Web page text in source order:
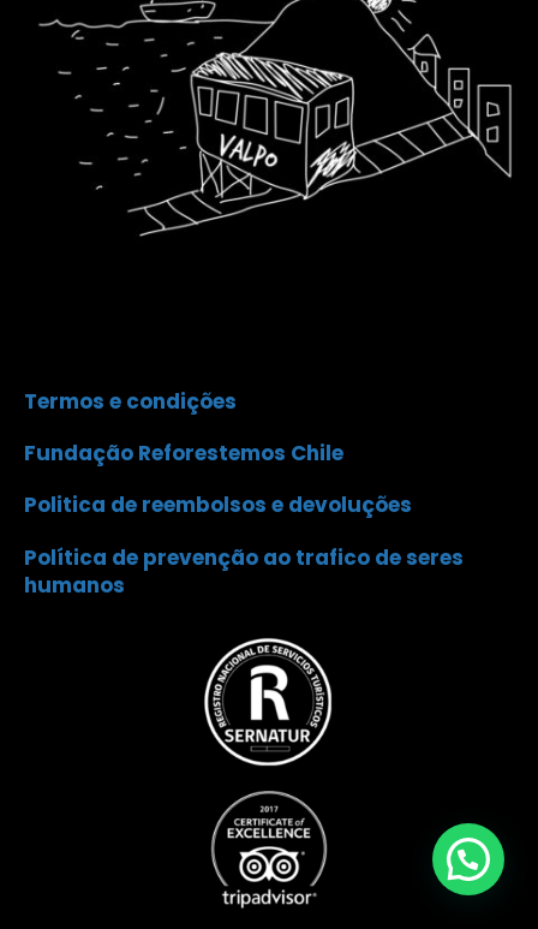
Termos e condições
Fundação Reforestemos Chile
Politica de reembolsos e devoluções
Política de prevenção ao trafico de seres
humanos